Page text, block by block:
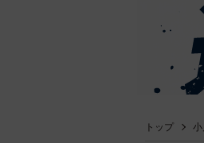
トップ 小